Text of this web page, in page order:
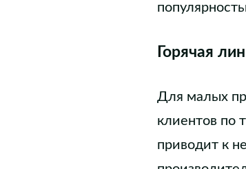
Горячая
Для малых
клиентов по
приводит к